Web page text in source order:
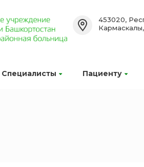
Специалисты Пациенту
453020,